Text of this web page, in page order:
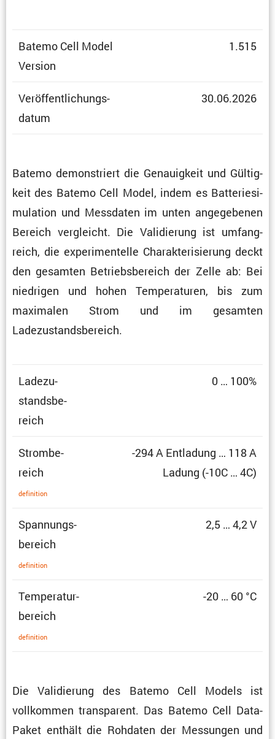
Batemo Cell Model
Version
1.515
Veröf­fent­li­chungs­
datum
30.06.2026
Batemo demons­triert die Genau­ig­keit und Gültig­
keit des Batemo Cell Model, indem es Batte­rie­si­
mu­la­tion und Messdaten im unten angege­benen
Bereich vergleicht. Die Validie­rung ist umfang­
reich, die experi­men­telle Charak­te­ri­sie­rung deckt
den gesamten Betriebs­be­reich der Zelle ab: Bei
niedrigen und hohen Tempe­ra­turen, bis zum
maximalen Strom und im gesamten
Ladezustandsbereich.
Ladezu­
stands­be­
reich
0 … 100%
Strom­be­
reich
defini­tion
-294 A Entla­dung … 118 A
Ladung (-10C … 4C)
Spannungs­
be­reich
defini­tion
2,5 … 4,2 V
Tempe­ra­tur­
be­reich
defini­tion
-20 … 60 °C
Die Validie­rung des Batemo Cell Models ist
vollkommen trans­pa­rent. Das Batemo Cell Data-
Paket enthält die Rohdaten der Messungen und